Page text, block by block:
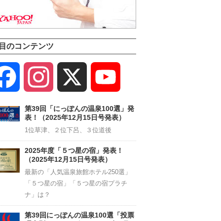
のコンテンツ
Facebook Instagram
Channel
第39回「にっぽんの温泉100選」発
表！（2025年12月15日号発表）
1位草津、２位下呂、３位道後
2025年度「５つ星の宿」発表！
（2025年12月15日号発表）
最新の「人気温泉旅館ホテル250選」
「５つ星の宿」「５つ星の宿プラチ
ナ」は？
第39回にっぽんの温泉100選「投票